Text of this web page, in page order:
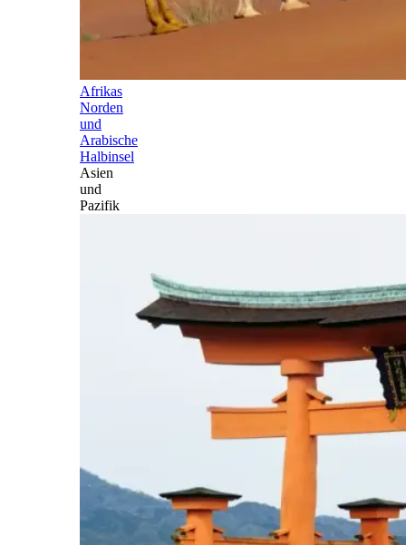
Afrikas
Norden
und
Arabische
Halbinsel
Asien
und
Pazifik